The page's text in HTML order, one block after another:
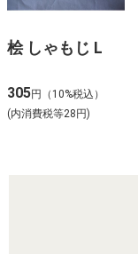
桧 しゃもじ L
305円（10%税込）
(内消費税等28円)